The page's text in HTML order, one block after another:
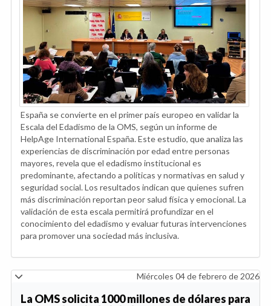
España se convierte en el primer país europeo en validar la
Escala del Edadismo de la OMS, según un informe de
HelpAge International España. Este estudio, que analiza las
experiencias de discriminación por edad entre personas
mayores, revela que el edadismo institucional es
predominante, afectando a políticas y normativas en salud y
seguridad social. Los resultados indican que quienes sufren
más discriminación reportan peor salud física y emocional. La
validación de esta escala permitirá profundizar en el
conocimiento del edadismo y evaluar futuras intervenciones
para promover una sociedad más inclusiva.
Miércoles 04 de febrero de 2026
La OMS solicita 1000 millones de dólares para